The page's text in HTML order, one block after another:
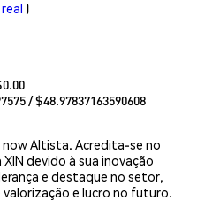
)
/ $48.97837163590608
Altista. Acredita-se no
devido à sua inovação
e destaque no setor,
e lucro no futuro.